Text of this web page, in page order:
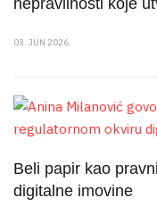
nepravilnosti koje
03. JUN 2026.
Beli papir kao
digitalne imovine